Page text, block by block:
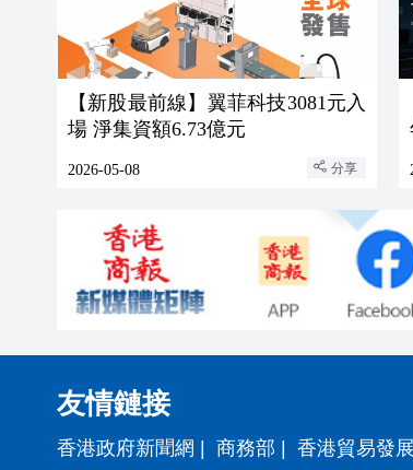
【新股最前線】翼菲科技3081元入
場 淨集資額6.73億元
2026-05-08 分享
友情鏈接
香港政府新聞網 商務部 香港貿易發